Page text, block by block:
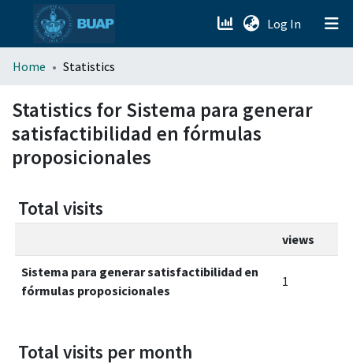
Log In (current)
menu.section.about_menu
All of DSpace
Home Statistics
Statistics for Sistema para generar
satisfactibilidad en fórmulas
proposicionales
Total visits
views
Sistema para generar satisfactibilidad en
fórmulas proposicionales
1
Total visits per month